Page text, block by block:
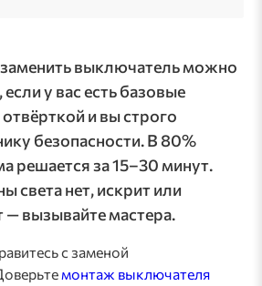
выключатель можно
у вас есть базовые
и вы строго
безопасности. В 80%
решается за 15–30 минут.
света нет, искрит или
— вызывайте мастера.
с заменой
монтаж выключателя